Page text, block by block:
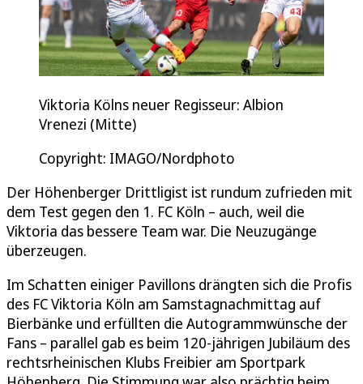
Viktoria Kölns neuer Regisseur: Albion
Vrenezi (Mitte)
Copyright: IMAGO/Nordphoto
Der Höhenberger Drittligist ist rundum zufrieden mit
dem Test gegen den 1. FC Köln – auch, weil die
Viktoria das bessere Team war. Die Neuzugänge
überzeugen.
Im Schatten einiger Pavillons drängten sich die Profis
des FC Viktoria Köln am Samstagnachmittag auf
Bierbänke und erfüllten die Autogrammwünsche der
Fans – parallel gab es beim 120-jährigen Jubiläum des
rechtsrheinischen Klubs Freibier am Sportpark